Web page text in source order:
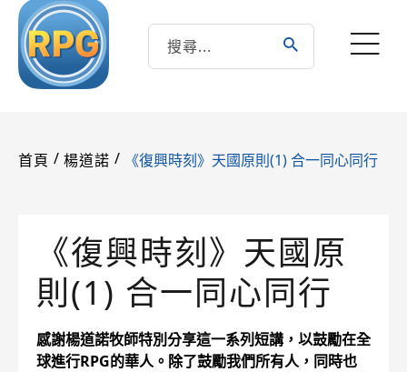
首頁 / 楊道諾 / 《復興時刻》天國原則(1) 合一同心同行
《復興時刻》天國原
則(1) 合一同心同行
感謝楊道諾牧師特別分享這一系列短講，以鼓勵在全
球進行RPG的華人。除了鼓勵我們所有人，同時也